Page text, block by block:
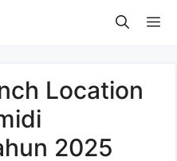
Location
2025